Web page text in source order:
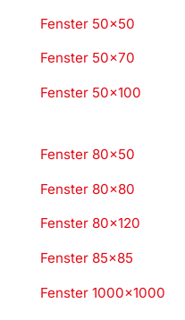
Fenster 50×50
Fenster 50×70
Fenster 50×100
Fenster 80×50
Fenster 80×80
Fenster 80×120
Fenster 85×85
Fenster 1000×1000